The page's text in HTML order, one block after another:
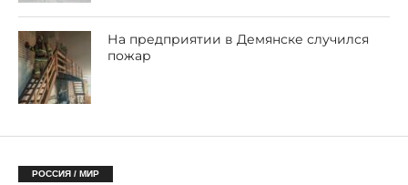
На предприятии в Демянске случился
пожар
РОССИЯ / МИР